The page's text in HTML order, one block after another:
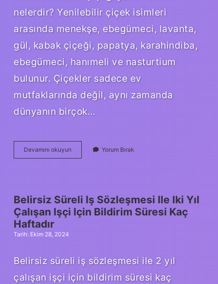
nelerdir? Yenilebilir çiçek isimleri
arasında menekşe, ebegümeci, lavanta,
gül, kabak çiçeği, papatya, karahindiba,
ebegümeci, hanımeli ve nasturtium
bulunur. Çiçekler sadece ev
mutfaklarında değil, aynı zamanda
dünyanın birçok…
Devamını okuyun
Bitkiler
Yorum Bırak
Belirsiz Süreli Iş Sözleşmesi Ile Iki Yıl
Çalışan Işçi Için Bildirim Süresi Kaç
Haftadır
Tarih: Ekim 28, 2024
Belirsiz süreli iş sözleşmesi ile 2 yıl
çalışan işçi için bildirim süresi kaç